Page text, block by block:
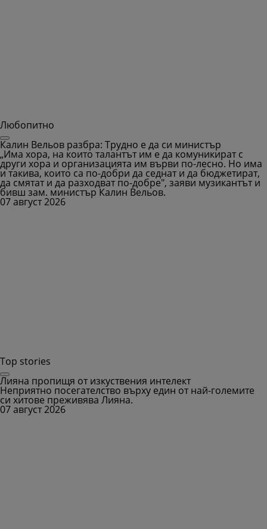
Любопитно
Калин Вельов разбра: Трудно е да си министър
„Има хора, на които талантът им е да комуникират с
други хора и организацията им върви по-лесно. Но има
и такива, които са по-добри да седнат и да бюджетират,
да смятат и да разходват по-добре", заяви музикантът и
бивш зам. министър Калин Вельов.
07 август 2026
Top stories
Лияна пропищя от изкуствения интелект
Неприятно посегателство върху един от най-големите
си хитове преживява Лияна.
07 август 2026